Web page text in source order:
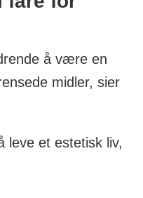
å være en
midler, sier
leve et estetisk liv,